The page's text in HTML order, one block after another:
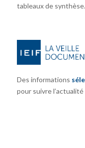
tableaux de synthèse.
Des informations
pour suivre